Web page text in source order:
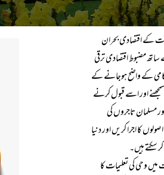
کے اقتصادی بحران
مضبوط اقتصادی ترقی
کے واضح ہوجانے کے
اور اسے قبول کرنے
مسلمان تاجروں کی
کا اجرا کریں اور دنیا
وحی کی تعلیمات کا